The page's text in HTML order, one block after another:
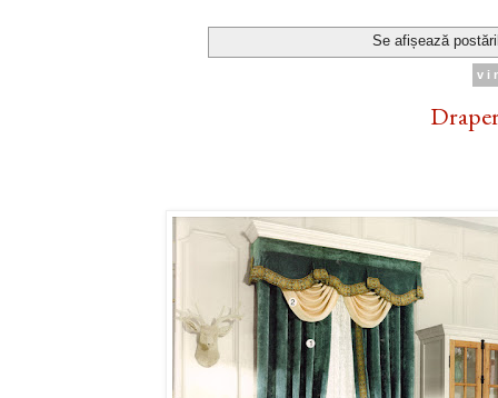
Se afișează